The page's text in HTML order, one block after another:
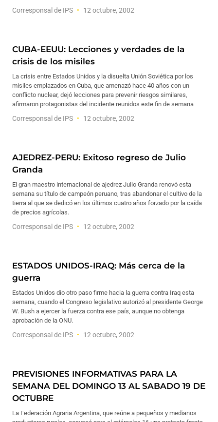
Corresponsal de IPS 12 octubre, 2002
CUBA-EEUU: Lecciones y verdades de la
crisis de los misiles
La crisis entre Estados Unidos y la disuelta Unión Soviética por los
misiles emplazados en Cuba, que amenazó hace 40 años con un
conflicto nuclear, dejó lecciones para prevenir riesgos similares,
afirmaron protagonistas del incidente reunidos este fin de semana
Corresponsal de IPS 12 octubre, 2002
AJEDREZ-PERU: Exitoso regreso de Julio
Granda
El gran maestro internacional de ajedrez Julio Granda renovó esta
semana su título de campeón peruano, tras abandonar el cultivo de la
tierra al que se dedicó en los últimos cuatro años forzado por la caída
de precios agrícolas.
Corresponsal de IPS 12 octubre, 2002
ESTADOS UNIDOS-IRAQ: Más cerca de la
guerra
Estados Unidos dio otro paso firme hacia la guerra contra Iraq esta
semana, cuando el Congreso legislativo autorizó al presidente George
W. Bush a ejercer la fuerza contra ese país, aunque no obtenga
aprobación de la ONU.
Corresponsal de IPS 12 octubre, 2002
PREVISIONES INFORMATIVAS PARA LA
SEMANA DEL DOMINGO 13 AL SABADO 19 DE
OCTUBRE
La Federación Agraria Argentina, que reúne a pequeños y medianos